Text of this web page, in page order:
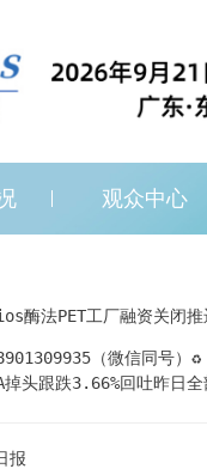
观众中心
酶法PET工厂融资关闭
（微信同号
头跟跌3.66%回吐昨日
温和条件下，仅6小时
报